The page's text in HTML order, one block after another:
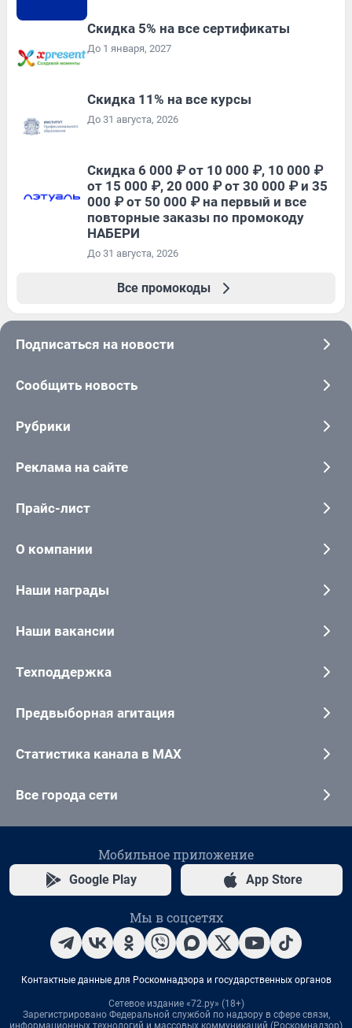
Скидка 5% на все сертификаты
До 1 января, 2027
Скидка 11% на все курсы
До 31 августа, 2026
Скидка 6 000 ₽ от 10 000 ₽, 10 000 ₽
от 15 000 ₽, 20 000 ₽ от 30 000 ₽ и 35
000 ₽ от 50 000 ₽ на первый и все
повторные заказы по промокоду
НАБЕРИ
До 31 августа, 2026
Все промокоды
Подписаться на новости
Сообщить новость
Рубрики
Реклама на сайте
Прайс-лист
О компании
Наши награды
Наши вакансии
Техподдержка
Предвыборная агитация
Статистика канала в MAX
Все города сети
Мобильное приложение
Google Play App Store
Мы в соцсетях
Контактные данные для Роскомнадзора и государственных органов
Сетевое издание «72.ру» (18+)
Зарегистрировано Федеральной службой по надзору в сфере связи,